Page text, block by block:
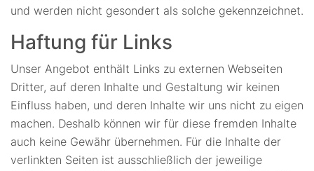
und werden nicht gesondert als solche gekennzeichnet.
Haftung für Links
Unser Angebot enthält Links zu externen Webseiten
Dritter, auf deren Inhalte und Gestaltung wir keinen
Einfluss haben, und deren Inhalte wir uns nicht zu eigen
machen. Deshalb können wir für diese fremden Inhalte
auch keine Gewähr übernehmen. Für die Inhalte der
verlinkten Seiten ist ausschließlich der jeweilige